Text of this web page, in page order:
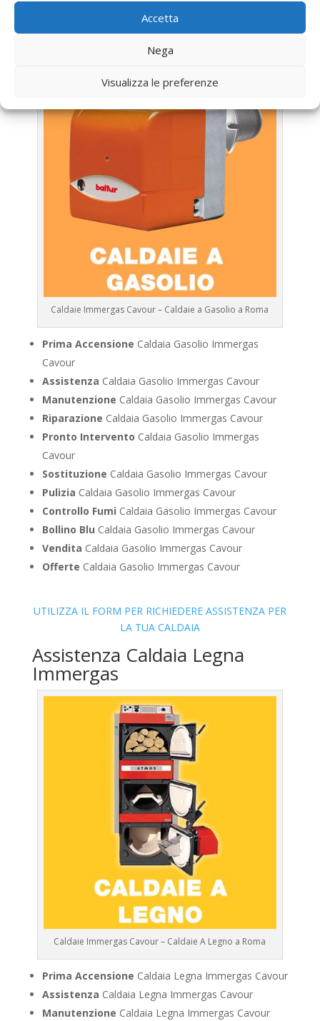
Accetta
Nega
Visualizza le preferenze
Assistenza Caldaia Gasolio
Immergas
Caldaie Immergas Cavour – Caldaie a Gasolio a Roma
Prima Accensione Caldaia Gasolio Immergas
Cavour
Assistenza Caldaia Gasolio Immergas Cavour
Manutenzione Caldaia Gasolio Immergas Cavour
Riparazione Caldaia Gasolio Immergas Cavour
Pronto Intervento Caldaia Gasolio Immergas
Cavour
Sostituzione Caldaia Gasolio Immergas Cavour
Pulizia Caldaia Gasolio Immergas Cavour
Controllo Fumi Caldaia Gasolio Immergas Cavour
Bollino Blu Caldaia Gasolio Immergas Cavour
Vendita Caldaia Gasolio Immergas Cavour
Offerte Caldaia Gasolio Immergas Cavour
UTILIZZA IL FORM PER RICHIEDERE ASSISTENZA PER
LA TUA CALDAIA
Assistenza Caldaia Legna
Immergas
Caldaie Immergas Cavour – Caldaie A Legno a Roma
Prima Accensione Caldaia Legna Immergas Cavour
Assistenza Caldaia Legna Immergas Cavour
Manutenzione Caldaia Legna Immergas Cavour